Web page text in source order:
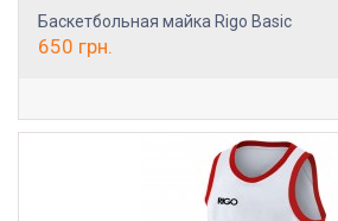
Баскетбольная майка Rigo Basic
650 грн.